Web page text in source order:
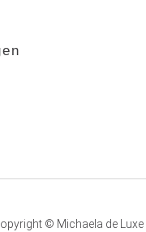
© Michaela de Luxe